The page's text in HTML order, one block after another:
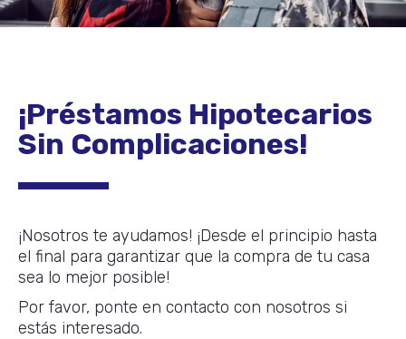
¡Préstamos Hipotecarios
Sin Complicaciones!
¡Nosotros te ayudamos! ¡Desde el principio hasta
el final para garantizar que la compra de tu casa
sea lo mejor posible!
Por favor, ponte en contacto con nosotros si
estás interesado.